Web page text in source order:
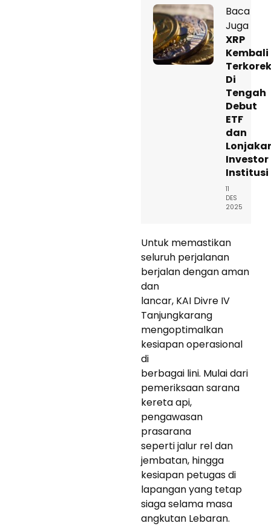
Baca
Juga
XRP
Kembali
Di
Tengah
Debut
ETF
dan
Investor
Institusi
11
DES
2025
Untuk memastikan
seluruh perjalanan
berjalan dengan aman
dan
lancar, KAI Divre IV
Tanjungkarang
mengoptimalkan
kesiapan operasional
di
berbagai lini. Mulai dari
pemeriksaan sarana
kereta api,
pengawasan
prasarana
seperti jalur rel dan
jembatan, hingga
kesiapan petugas di
lapangan yang tetap
siaga selama masa
angkutan Lebaran.